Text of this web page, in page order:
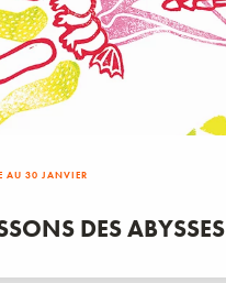
AU 30 JANVIER
DES ABYSSES